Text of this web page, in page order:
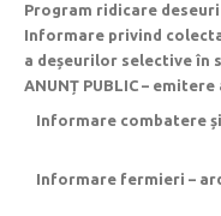
Program ridicare
Informare privind
a deșeurilor selective în
ANUNȚ PUBLIC – emitere
Informare combatere
Informare fermieri –